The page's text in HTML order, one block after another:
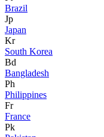
Brazil
Jp
Japan
Kr
South Korea
Bd
Bangladesh
Ph
Philippines
Fr
France
Pk